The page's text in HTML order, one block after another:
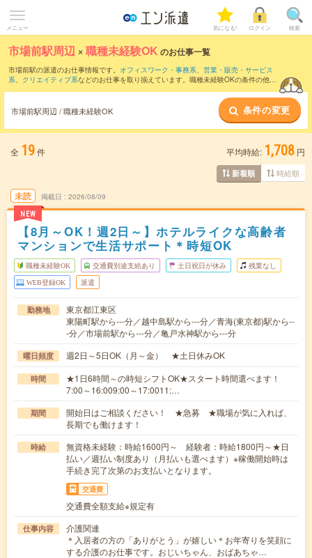
メニュー 気になる! ログイン 検索
市場前駅周辺 ×職種未経験OK のお仕事一覧
市場前駅の派遣のお仕事情報です。 オフィスワーク・事務系、 営業・販売・サービス
系、 クリエイティブ系などのお仕事を取り揃えています。職種未経験OKの条件の他
市場前駅周辺 / 職種未経験OK 条件の変更
全 19件 平均時給: 1,708 円
新着順 時給順
未読
NEW
掲載日 2026/08/09
【8月～OK！週2日～】ホテルライクな高齢者
マンションで生活サポート＊時短OK
職種未経験OK 交通費別途支給あり 土日祝日が休み 残業なし
WEB登録OK 派遣
勤務地
東京都江東区
東陽町駅から---分／越中島駅から---分／青海(東京都)駅から--
-分／市場前駅から---分／亀戸水神駅から---分
曜日頻度 週2日～5日OK（月～金） ★土日休みOK
時間
★1日6時間～の時短シフトOK★スタート時間選べます！
7:00～16:009:00～17:0011:…
期間
開始日はご相談ください！ ★急募 ★職場が気に入れば、
長期でも働けます！
時給
無資格未経験：時給1600円～ 経験者：時給1800円～★日
払い／週払い制度あり（月払いも選べます）※稼働開始時は
手続き完了次第のお支払いとなります。
交通費
交通費全額支給※規定有
仕事内容
介護関連
＊入居者の方の「ありがとう」が嬉しい＊お年寄りを笑顔に
する介護のお仕事です。おじいちゃん、おばあちゃ…